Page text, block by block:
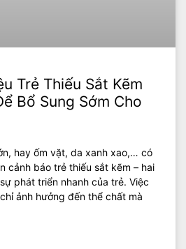
Trẻ Thiếu Sắt Kẽm
Bổ Sung Sớm Cho
hay ốm vặt, da xanh xao,… có
cảnh báo trẻ thiếu sắt kẽm – hai
phát triển nhanh của trẻ. Việc
ảnh hưởng đến thể chất mà